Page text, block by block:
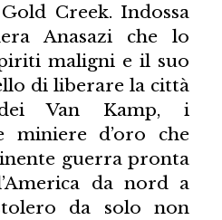
Creek. Indossa
Anasazi che lo
maligni e il suo
di liberare la città
Van Kamp, i
miniere d’oro che
guerra pronta
da nord a
da solo non